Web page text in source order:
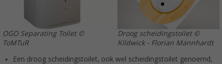
OGO Separating Toilet ©
ToMTuR
Droog scheidingstoilet ©
Kildwick - Florian Mannhardt
Een droog scheidingstoilet, ook wel scheidingstoilet genoemd,